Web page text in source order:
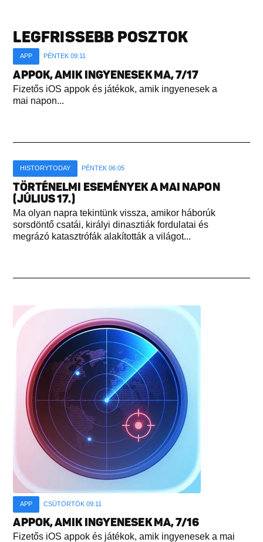
LEGFRISSEBB POSZTOK
APP PÉNTEK 09:11
APPOK, AMIK INGYENESEK MA, 7/17
Fizetős iOS appok és játékok, amik ingyenesek a
mai napon...
HISTORYTODAY PÉNTEK 06:05
TÖRTÉNELMI ESEMÉNYEK A MAI NAPON
(JÚLIUS 17.)
Ma olyan napra tekintünk vissza, amikor háborúk
sorsdöntő csatái, királyi dinasztiák fordulatai és
megrázó katasztrófák alakították a világot...
APP CSÜTÖRTÖK 09:11
APPOK, AMIK INGYENESEK MA, 7/16
Fizetős iOS appok és játékok, amik ingyenesek a mai